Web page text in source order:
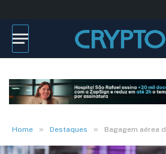
Home » Destaques » Bagagem aérea deixa de ser